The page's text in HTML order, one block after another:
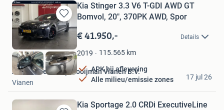
Bewaren
in
Mijn
Favorieten
Kia Stinger 3.3 V6 T-GDI AWD GT
Bomvol, 20", 370PK AWD, Spor
€ 41.950,- Details
2019 115.565 km
APK bij aflevering
Alle milieu/emissie zones
Automobielbedrijf Kooijman Vianen B.V.
Vianen
17 jul 26
Kia Sportage 2.0 CRDi ExecutiveLine